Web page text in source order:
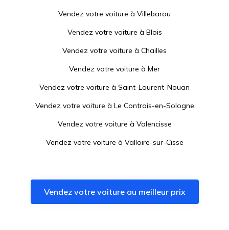
Vendez votre voiture à Villebarou
Vendez votre voiture à Blois
Vendez votre voiture à Chailles
Vendez votre voiture à Mer
Vendez votre voiture à Saint-Laurent-Nouan
Vendez votre voiture à Le Controis-en-Sologne
Vendez votre voiture à Valencisse
Vendez votre voiture à Valloire-sur-Cisse
Vendez votre voiture àVeuzain-sur-Loire
Vendez votre voiture àLailly-en-Val
Vendez votre voiture au meilleur prix